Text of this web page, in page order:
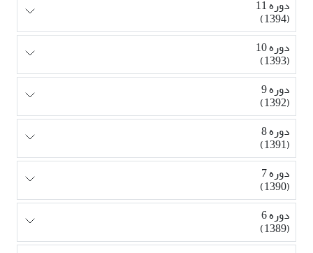
دوره 11
(1394)
دوره 10
(1393)
دوره 9
(1392)
دوره 8
(1391)
دوره 7
(1390)
دوره 6
(1389)